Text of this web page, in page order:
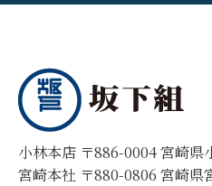
小林本店 〒886-0004 宮崎県
宮崎本社 〒880-0806 宮崎県